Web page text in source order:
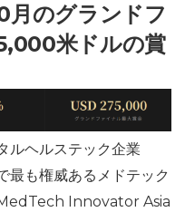
月のグランドフ
米ドルの賞
ルヘルステック企業
最も権威あるメドテック
Innovator Asia